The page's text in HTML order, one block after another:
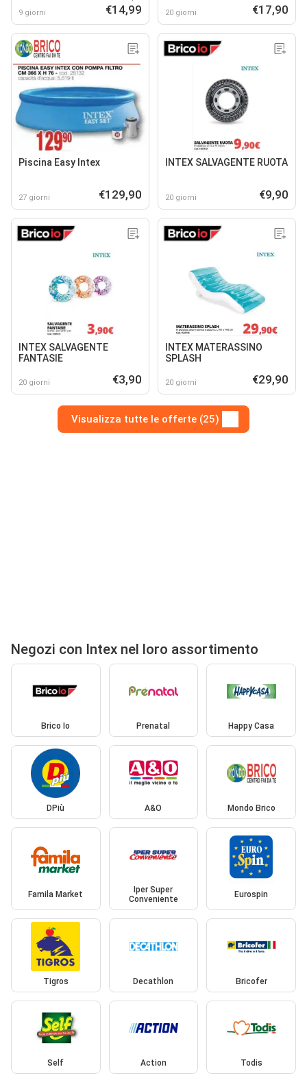
9 giorni €14,99 20 giorni €17,90
Piscina Easy Intex
27 giorni €129,90
INTEX SALVAGENTE RUOTA
20 giorni €9,90
INTEX SALVAGENTE
FANTASIE
20 giorni €3,90
INTEX MATERASSINO
SPLASH
20 giorni €29,90
Visualizza tutte le offerte (25)
Negozi con Intex nel loro assortimento
Brico Io Prenatal Happy Casa
DPiù A&O Mondo Brico
Famila Market
Iper Super
Conveniente
Eurospin
Tigros Decathlon Bricofer
Self Action Todis